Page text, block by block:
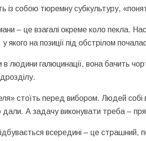
із собою тюремну субкультуру,
– це взагалі окреме коло пекла.
у якого на позиції під обстрілом
в людини галюцинації, вона бачить
стоїть перед вибором. Людей
дали. А задачу виконувати треба –
всередині – це страшний,